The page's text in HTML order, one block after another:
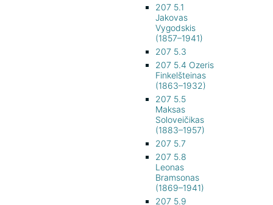
207 5.1
Jakovas
Vygodskis
(1857–1941)
207 5.3
207 5.4 Ozeris
Finkelšteinas
(1863–1932)
207 5.5
Maksas
Soloveičikas
(1883–1957)
207 5.7
207 5.8
Leonas
Bramsonas
(1869–1941)
207 5.9